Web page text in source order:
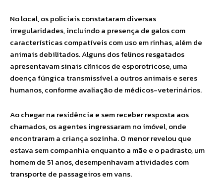
No local, os policiais constataram diversas
irregularidades, incluindo a presença de galos com
características compatíveis com uso em rinhas, além de
animais debilitados. Alguns dos felinos resgatados
apresentavam sinais clínicos de esporotricose, uma
doença fúngica transmissível a outros animais e seres
humanos, conforme avaliação de médicos-veterinários.
Ao chegar na residência e sem receber resposta aos
chamados, os agentes ingressaram no imóvel, onde
encontraram a criança sozinha. O menor revelou que
estava sem companhia enquanto a mãe e o padrasto, um
homem de 51 anos, desempenhavam atividades com
transporte de passageiros em vans.